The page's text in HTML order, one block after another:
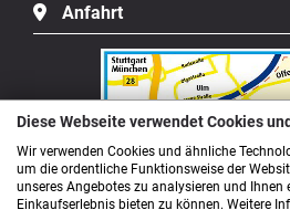
Anfahrt
Diese Webseite verwendet Cookies
Wir verwenden Cookies und ähnliche
um die ordentliche Funktionsweise der
unseres Angebotes zu analysieren und Ihnen
Einkaufserlebnis bieten zu können. Weitere